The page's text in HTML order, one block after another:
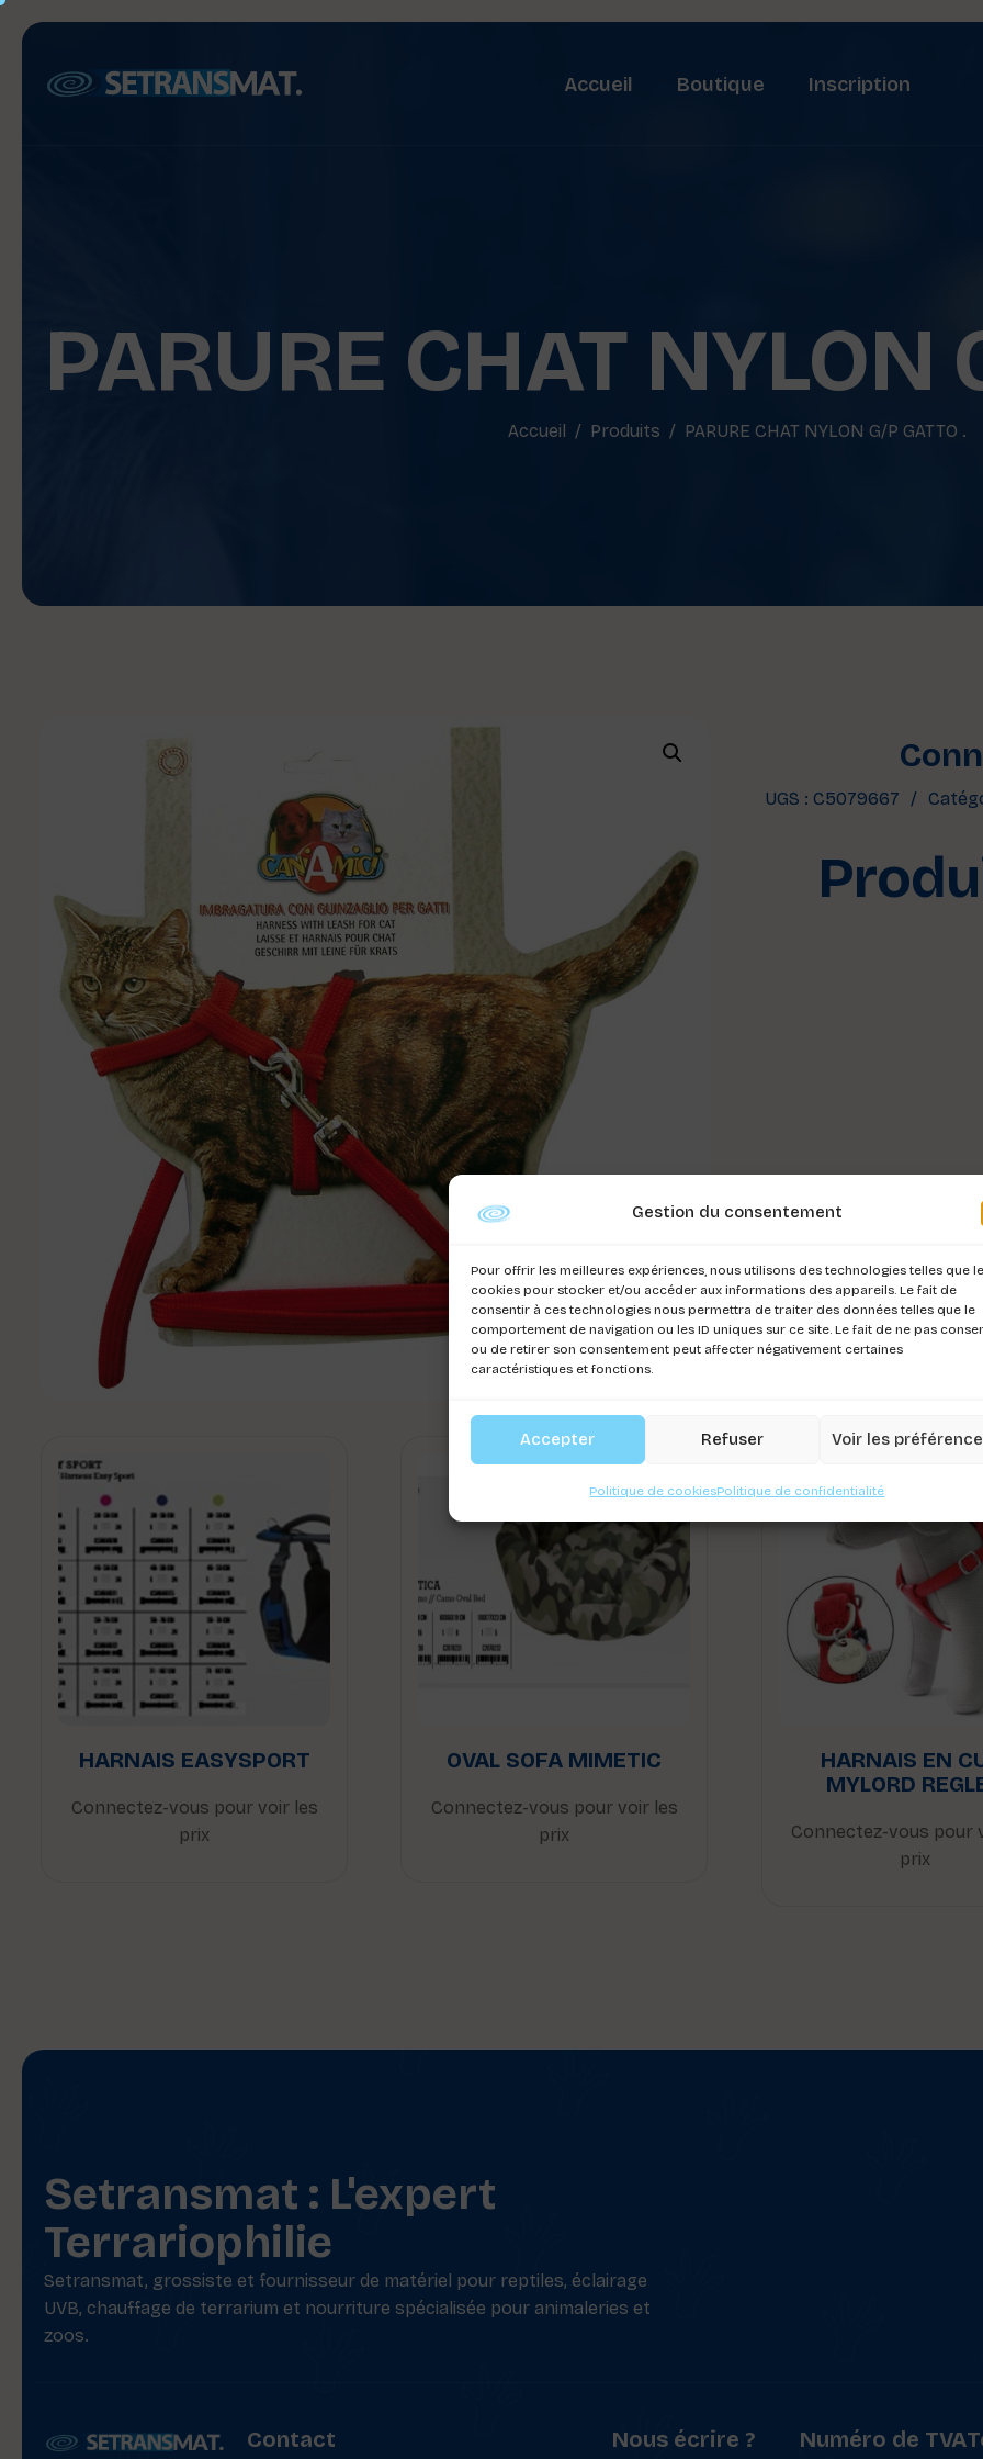
Gestion du consentement
Pour offrir les meilleures expériences, nous utilisons des technologies telles que
cookies pour stocker et/ou accéder aux informations des appareils. Le fait de
consentir à ces technologies nous permettra de traiter des données telles que le
comportement de navigation ou les ID uniques sur ce site. Le fait de ne pas
ou de retirer son consentement peut affecter négativement certaines
caractéristiques et fonctions.
Accepter Refuser Voir les
Politique de cookiesPolitique de confidentialité
Accueil Boutique Inscription
PARURE CHAT NYLON
Accueil Produits PARURE CHAT NYLON G/P GATTO .
UGS : C5079667
HARNAIS EASYSPORT
Connectez-vous pour voir les
prix
OVAL SOFA MIMETIC
Connectez-vous pour voir les
prix
HARNAIS EN
MYLORD
Connectez-vous pour
prix
Setransmat : L'expert
Terrariophilie
Setransmat, grossiste et fournisseur de matériel pour reptiles, éclairage
UVB, chauffage de terrarium et nourriture spécialisée pour animaleries et
zoos.
Contact Nous écrire ? Numéro de TVA